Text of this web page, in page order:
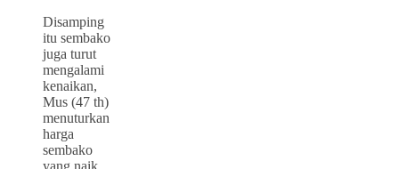
Disamping
itu sembako
juga turut
mengalami
kenaikan,
Mus (47 th)
menuturkan
harga
sembako
yang naik